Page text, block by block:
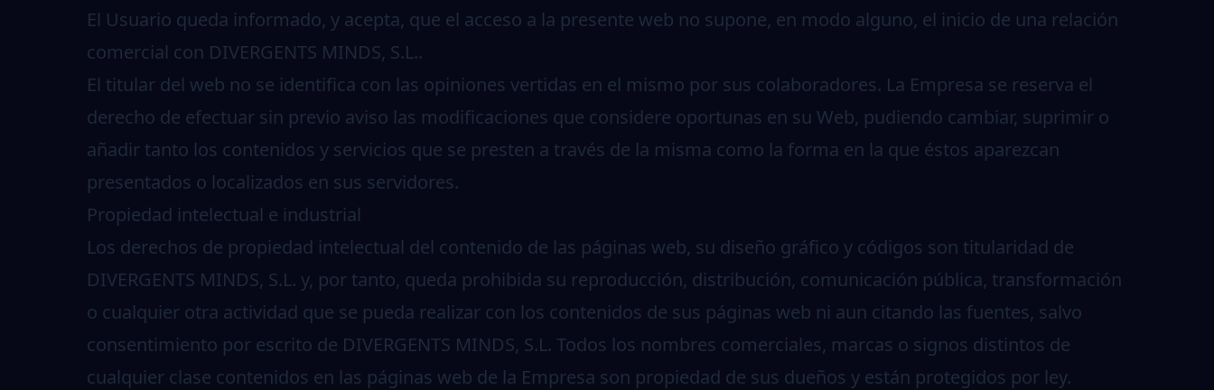
El Usuario queda informado, y acepta, que el acceso a la presente web no supone, en modo alguno, el inicio de una relación
comercial con DIVERGENTS MINDS, S.L..
El titular del web no se identifica con las opiniones vertidas en el mismo por sus colaboradores. La Empresa se reserva el
derecho de efectuar sin previo aviso las modificaciones que considere oportunas en su Web, pudiendo cambiar, suprimir o
añadir tanto los contenidos y servicios que se presten a través de la misma como la forma en la que éstos aparezcan
presentados o localizados en sus servidores.
Propiedad intelectual e industrial
Los derechos de propiedad intelectual del contenido de las páginas web, su diseño gráfico y códigos son titularidad de
DIVERGENTS MINDS, S.L. y, por tanto, queda prohibida su reproducción, distribución, comunicación pública, transformación
o cualquier otra actividad que se pueda realizar con los contenidos de sus páginas web ni aun citando las fuentes, salvo
consentimiento por escrito de DIVERGENTS MINDS, S.L. Todos los nombres comerciales, marcas o signos distintos de
cualquier clase contenidos en las páginas web de la Empresa son propiedad de sus dueños y están protegidos por ley.